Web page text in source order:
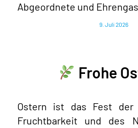
Abgeordnete und
9. Juli 2026
Frohe
Ostern ist das Fest der
Fruchtbarkeit und des